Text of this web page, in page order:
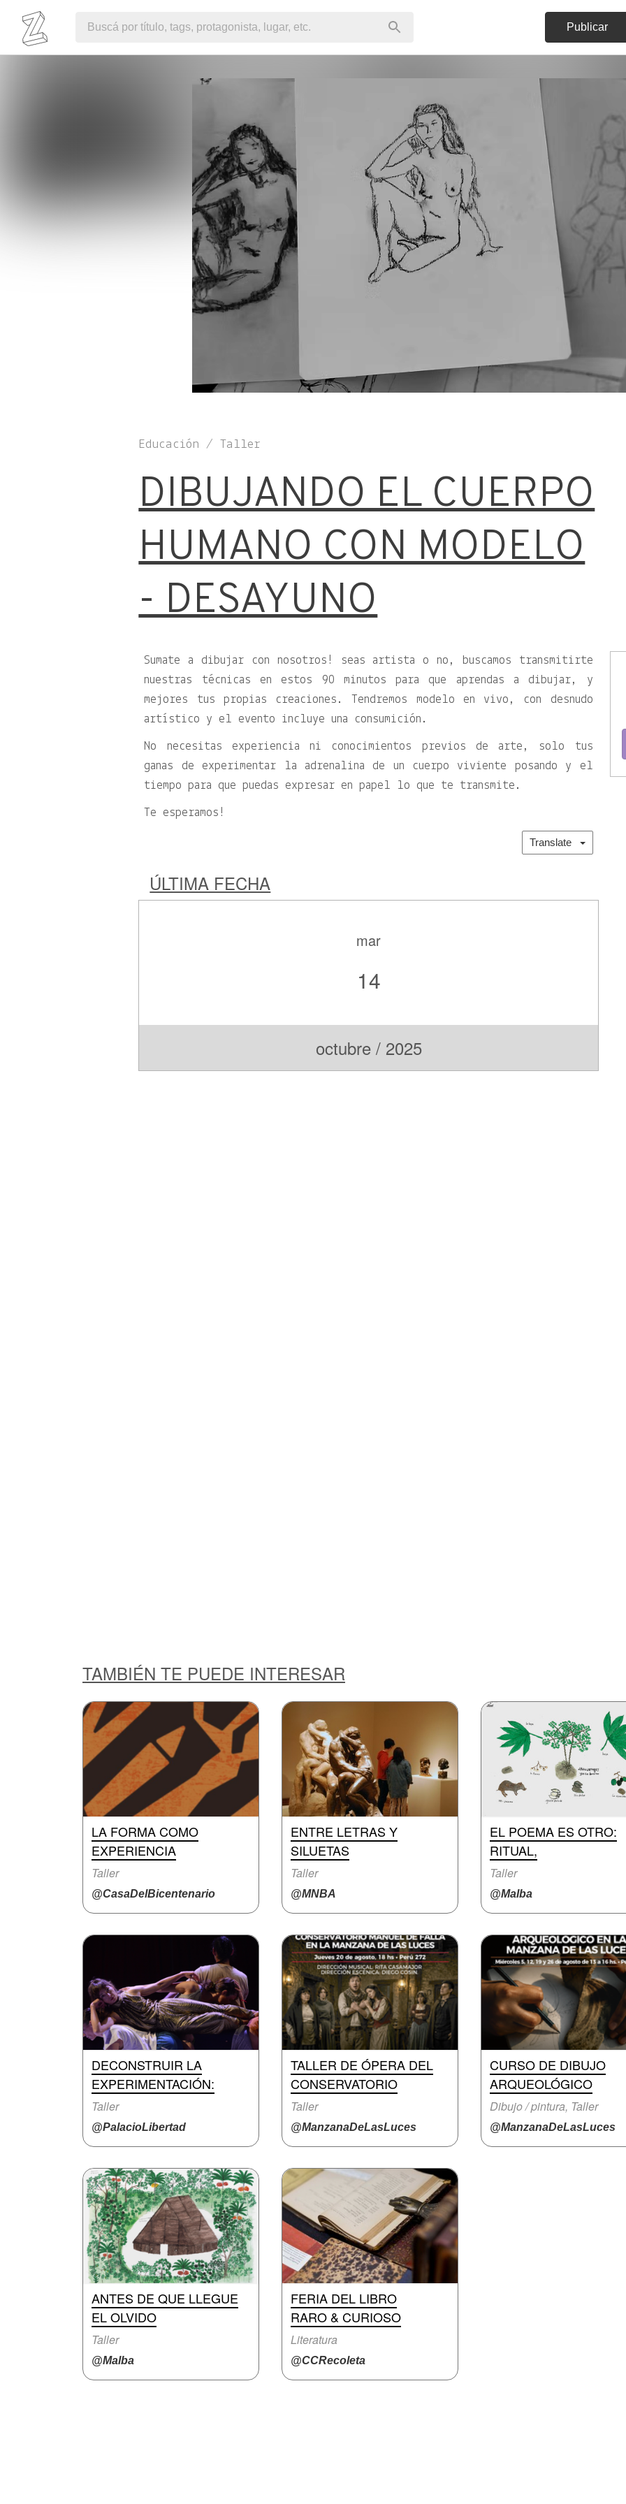
Publicar
Educación / Taller
DIBUJANDO EL CUERPO
HUMANO CON MODELO
- DESAYUNO
Sumate a dibujar con nosotros! seas artista o no, buscamos transmitirte
nuestras técnicas en estos 90 minutos para que aprendas a dibujar, y
mejores tus propias creaciones. Tendremos modelo en vivo, con desnudo
artístico y el evento incluye una consumición.
No necesitas experiencia ni conocimientos previos de arte, solo tus
ganas de experimentar la adrenalina de un cuerpo viviente posando y el
tiempo para que puedas expresar en papel lo que te transmite.
Te esperamos!
Translate
ÚLTIMA FECHA
mar
14
octubre / 2025
TAMBIÉN TE PUEDE INTERESAR
LA FORMA COMO
EXPERIENCIA
Taller
@CasaDelBicentenario
ENTRE LETRAS Y
SILUETAS
Taller
@MNBA
EL POEMA ES OTRO:
RITUAL,
Taller
@Malba
DECONSTRUIR LA
EXPERIMENTACIÓN:
Taller
@PalacioLibertad
TALLER DE ÓPERA DEL
CONSERVATORIO
Taller
@ManzanaDeLasLuces
CURSO DE DIBUJO
ARQUEOLÓGICO
Dibujo / pintura, Taller
@ManzanaDeLasLuces
ANTES DE QUE LLEGUE
EL OLVIDO
Taller
@Malba
FERIA DEL LIBRO
RARO & CURIOSO
Literatura
@CCRecoleta